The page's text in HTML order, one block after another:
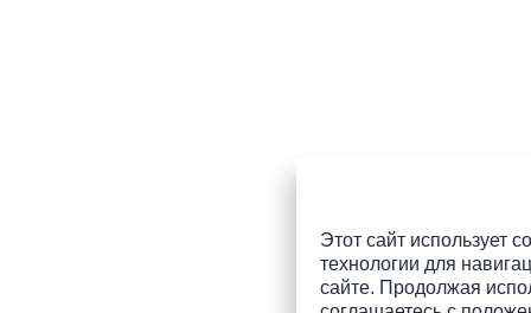
Этот сайт использует
технологии для
сайте. Продолжая